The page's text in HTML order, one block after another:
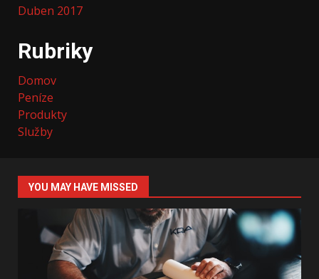
Duben 2017
Rubriky
Domov
Peníze
Produkty
Služby
YOU MAY HAVE MISSED